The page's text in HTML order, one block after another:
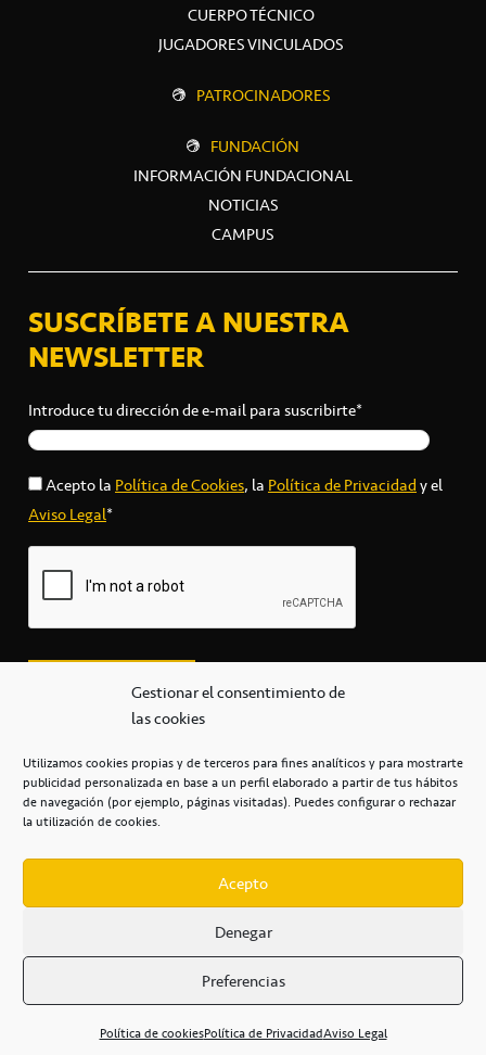
Gestionar el consentimiento de
las cookies
Utilizamos cookies propias y de terceros para fines analíticos y para mostrarte
publicidad personalizada en base a un perfil elaborado a partir de tus hábitos
de navegación (por ejemplo, páginas visitadas). Puedes configurar o rechazar
la utilización de cookies.
Acepto
Denegar
Preferencias
Política de cookiesPolítica de PrivacidadAviso Legal
CUERPO TÉCNICO
JUGADORES VINCULADOS
PATROCINADORES
FUNDACIÓN
INFORMACIÓN FUNDACIONAL
NOTICIAS
CAMPUS
SUSCRÍBETE A NUESTRA
NEWSLETTER
Introduce tu dirección de e-mail para suscribirte*
Acepto laPolítica de Cookies, laPolítica de Privacidady el
Aviso Legal*
secretaria@cbcanarias.es
+34 922 253 684
Casa del Deporte / 38108 – La Laguna
POLÍTICA DE PRIVACIDAD / POLÍTICA DE COOKIES /
AVISO LEGAL / CONDICIONES